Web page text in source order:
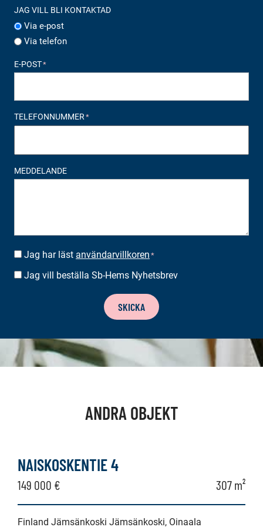
JAG VILL BLI KONTAKTAD
Via e-post
Via telefon
E-POST*
TELEFONNUMMER*
MEDDELANDE
SUOSTUMUS *
Jag har läst användarvillkoren *
BESTÄLLA
Jag vill beställa Sb-Hems Nyhetsbrev
SKICKA
ANDRA OBJEKT
NAISKOSKENTIE 4
149 000 € 307 m²
Finland Jämsänkoski Jämsänkoski, Oinaala